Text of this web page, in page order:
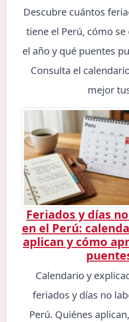
Descubre cuántos
tiene el Perú, cómo
el año y qué puentes
Consulta el
mejor
Feriados y días
en el Perú:
aplican y cómo
Calendario y
feriados y días no
Perú. Quiénes